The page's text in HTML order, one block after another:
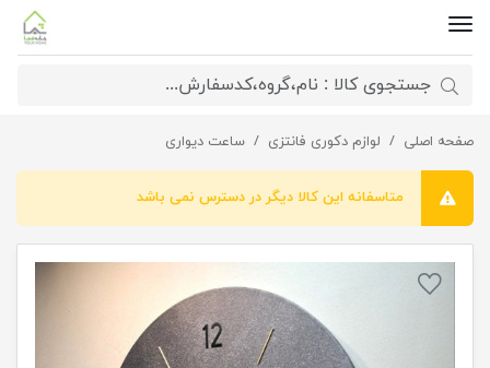
صفحه اصلی لوازم دکوری فانتزی ساعت دیواری ساعت دیواری برفی لومینوس
متاسفانه این کالا دیگر در دسترس نمی باشد